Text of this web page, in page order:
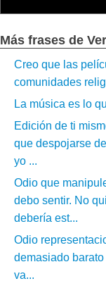
Más frases de
Creo que las
comunidades
La música es lo
Edición de ti
que despojarse
yo ...
Odio que
debo sentir. No
debería est...
Odio
demasiado
va...